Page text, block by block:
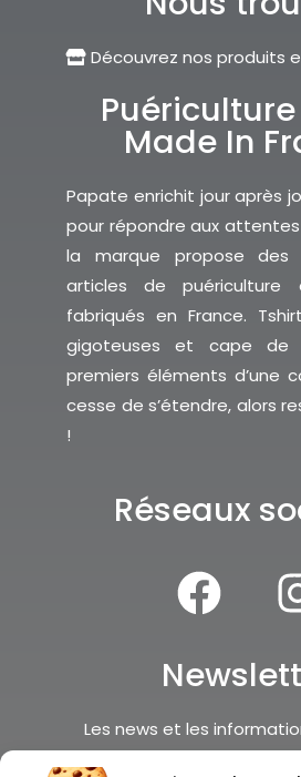
Découvrez nos produits
Made In
Papate enrichit jour après
pour répondre aux
la marque propose
articles de puériculture
fabriqués en France.
gigoteuses et cape de
premiers éléments d’une
cesse de s’étendre, alors
!
Réseaux
Les news et les